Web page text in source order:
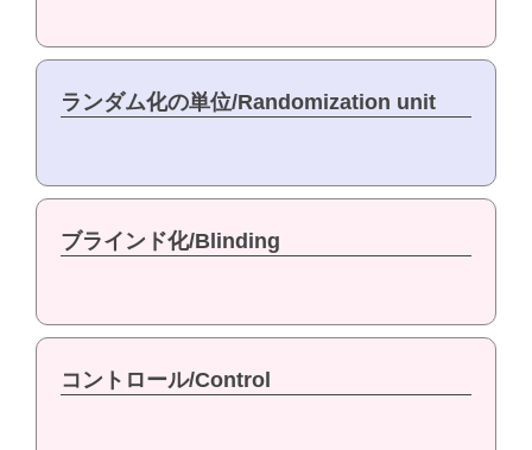
ランダム化の単位/Randomization unit
ブラインド化/Blinding
コントロール/Control